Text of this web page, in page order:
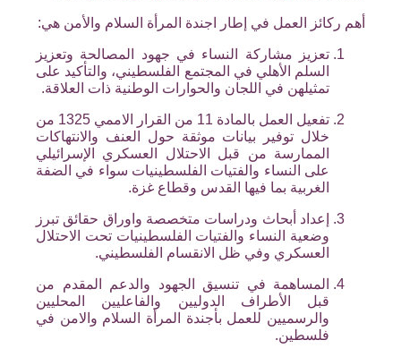
أهم ركائز العمل في إطار اجندة المرأة السلام والأمن هي:
تعزيز مشاركة النساء في جهود المصالحة وتعزيز
السلم الأهلي في المجتمع الفلسطيني، والتأكيد على
تمثيلهن في اللجان والحوارات الوطنية ذات العلاقة.
تفعيل العمل بالمادة 11 من القرار الاممي 1325 من
خلال توفير بيانات موثقة حول العنف والانتهاكات
الممارسة من قبل الاحتلال العسكري الإسرائيلي
على النساء والفتيات الفلسطينيات سواء في الضفة
الغربية بما فيها القدس وقطاع غزة.
إعداد أبحاث ودراسات متخصصة واوراق حقائق تبرز
وضعية النساء والفتيات الفلسطينيات تحت الاحتلال
العسكري وفي ظل الانقسام الفلسطيني.
المساهمة في تنسيق الجهود والدعم المقدم من
قبل الأطراف الدوليين والفاعليين المحليين
والرسميين للعمل بأجندة المرأة السلام والامن في
فلسطين.